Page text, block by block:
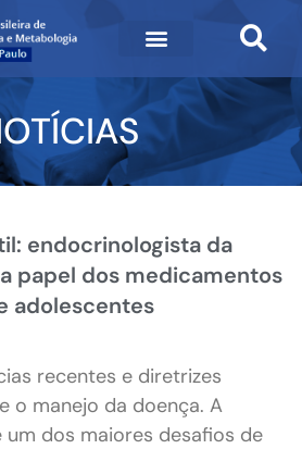
endocrinologista da
papel dos medicamentos
adolescentes
recentes e diretrizes
o manejo da doença. A
dos maiores desafios de